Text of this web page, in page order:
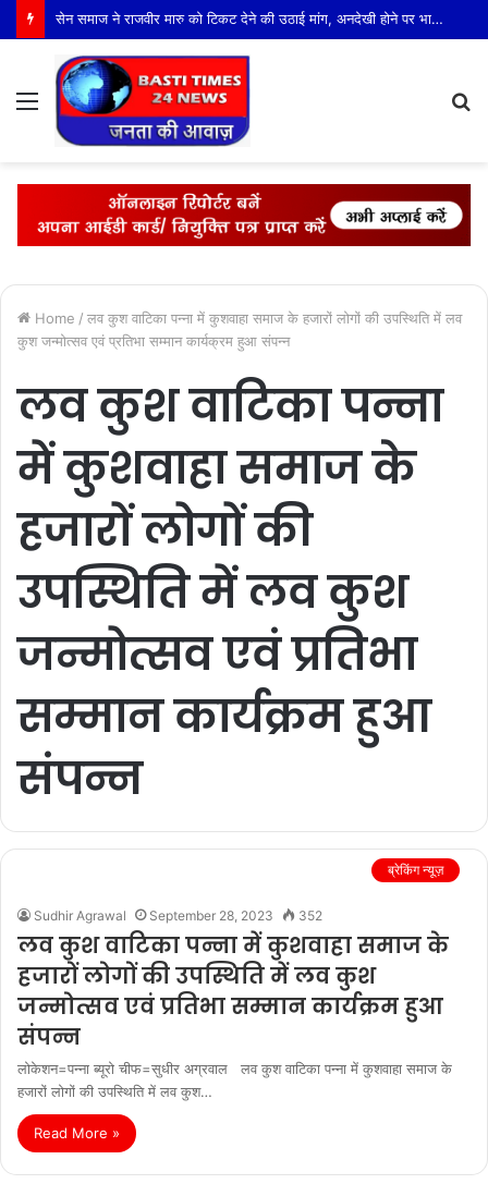
सेन समाज ने राजवीर मारु को टिकट देने की उठाई मांग, अनदेखी होने पर भाजपा का विरोध करने की चेतावनी
Menu
Home / लव कुश वाटिका पन्ना में कुशवाहा समाज के हजारों लोगों की उपस्थिति में लव
कुश जन्मोत्सव एवं प्रतिभा सम्मान कार्यक्रम हुआ संपन्न
लव कुश वाटिका पन्ना
में कुशवाहा समाज के
हजारों लोगों की
उपस्थिति में लव कुश
जन्मोत्सव एवं प्रतिभा
सम्मान कार्यक्रम हुआ
संपन्न
ब्रेकिंग न्यूज़
Sudhir Agrawal September 28, 2023 352
लव कुश वाटिका पन्ना में कुशवाहा समाज के
हजारों लोगों की उपस्थिति में लव कुश
जन्मोत्सव एवं प्रतिभा सम्मान कार्यक्रम हुआ
संपन्न
लोकेशन=पन्ना ब्यूरो चीफ=सुधीर अग्रवाल लव कुश वाटिका पन्ना में कुशवाहा समाज के
हजारों लोगों की उपस्थिति में लव कुश…
Read More »